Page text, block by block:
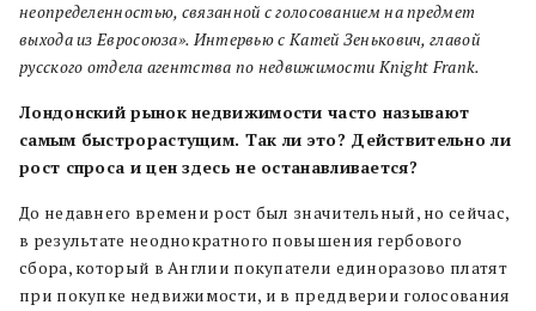
неопределенностью, связанной с голосованием на предмет
выхода из Евросоюза». Интервью с Катей Зенькович, главой
русского отдела агентства по недвижимости Knight Frank.
Лондонский рынок недвижимости часто называют
самым быстрорастущим. Так ли это? Действительно ли
рост спроса и цен здесь не останавливается?
До недавнего времени рост был значительный, но сейчас,
в результате неоднократного повышения гербового
сбора, который в Англии покупатели единоразово платят
при покупке недвижимости, и в преддверии голосования